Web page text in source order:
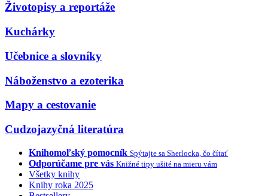
Životopisy a reportáže
Kuchárky
Učebnice a slovníky
Náboženstvo a ezoterika
Mapy a cestovanie
Cudzojazyčná literatúra
Knihomoľský pomocník Spýtajte sa Sherlocka, čo čítať
Odporúčame pre vás Knižné tipy ušité na mieru vám
Všetky knihy
Knihy roka 2025